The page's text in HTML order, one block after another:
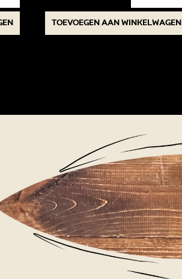
Toevoegen aan winkelwagen